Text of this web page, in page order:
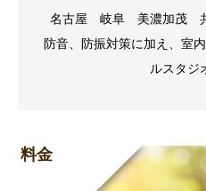
名古屋 岐阜 美濃加茂 共
防音、防振対策に加え、室
ルスタジ
料金